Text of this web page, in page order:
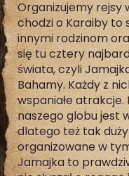
Organizujemy rejsy
chodzi o Karaiby to
innymi rodzinom
się tu cztery
świata, czyli
Bahamy. Każdy z
wspaniałe
naszego globu jest
dlatego też tak
organizowane w
Jamajka to